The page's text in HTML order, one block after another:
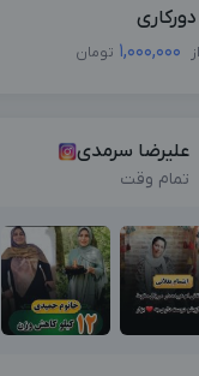
1,000,000 تومان
علیرضا سرمدی
تمام وقت